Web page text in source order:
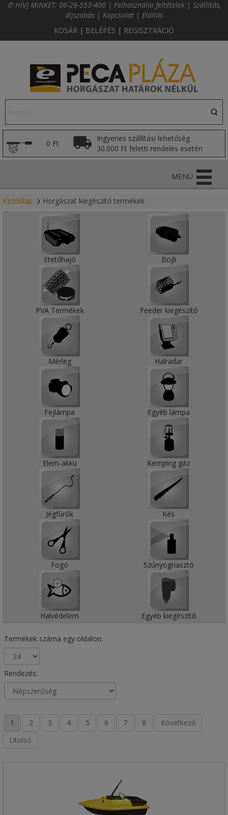
✆ HÍVJ MINKET: 06-29-553-400 | Felhasználói feltételek | Szállítás,
díjszabás | Kapcsolat | Elállás
KOSÁR | BELÉPÉS | REGISZTRÁCIÓ
0 Ft
Ingyenes szállítási lehetőség
30.000 Ft feletti rendelés esetén
MENÜ
Kezdőlap Horgászat kiegészítő termékek
Etetőhajó Bojli
PVA Termékek Feeder kiegészítő
Mérleg Halradar
Fejlámpa Egyéb lámpa
Elem-akku Kemping gáz
Jégfúrók Kés
Fogó Szúnyogriasztó
Halvédelem Egyéb kiegészítő
Termékek száma egy oldalon:
Rendezés:
1 2 3 4 5 6 7 8
Következő
Utolsó